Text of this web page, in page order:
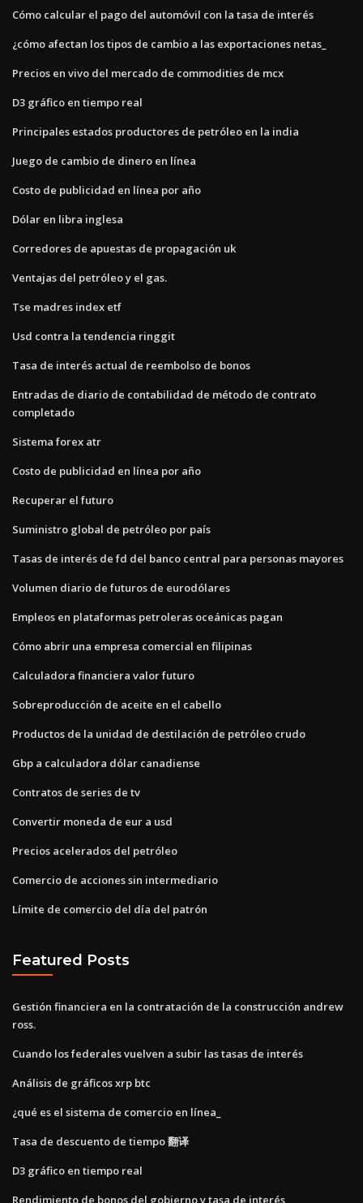
Cómo calcular el pago del automóvil con la tasa de interés
¿cómo afectan los tipos de cambio a las exportaciones netas_
Precios en vivo del mercado de commodities de mcx
D3 gráfico en tiempo real
Principales estados productores de petróleo en la india
Juego de cambio de dinero en línea
Costo de publicidad en línea por año
Dólar en libra inglesa
Corredores de apuestas de propagación uk
Ventajas del petróleo y el gas.
Tse madres index etf
Usd contra la tendencia ringgit
Tasa de interés actual de reembolso de bonos
Entradas de diario de contabilidad de método de contrato
completado
Sistema forex atr
Costo de publicidad en línea por año
Recuperar el futuro
Suministro global de petróleo por país
Tasas de interés de fd del banco central para personas mayores
Volumen diario de futuros de eurodólares
Empleos en plataformas petroleras oceánicas pagan
Cómo abrir una empresa comercial en filipinas
Calculadora financiera valor futuro
Sobreproducción de aceite en el cabello
Productos de la unidad de destilación de petróleo crudo
Gbp a calculadora dólar canadiense
Contratos de series de tv
Convertir moneda de eur a usd
Precios acelerados del petróleo
Comercio de acciones sin intermediario
Límite de comercio del día del patrón
Featured Posts
Gestión financiera en la contratación de la construcción andrew
ross.
Cuando los federales vuelven a subir las tasas de interés
Análisis de gráficos xrp btc
¿qué es el sistema de comercio en línea_
Tasa de descuento de tiempo 翻译
D3 gráfico en tiempo real
Rendimiento de bonos del gobierno y tasa de interés